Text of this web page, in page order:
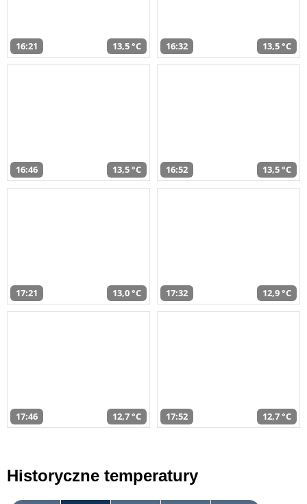
16:21 13,5 °C 16:32 13,5 °C
16:46 13,5 °C 16:52 13,5 °C
17:21 13,0 °C 17:32 12,9 °C
17:46 12,7 °C 17:52 12,7 °C
Historyczne temperatury